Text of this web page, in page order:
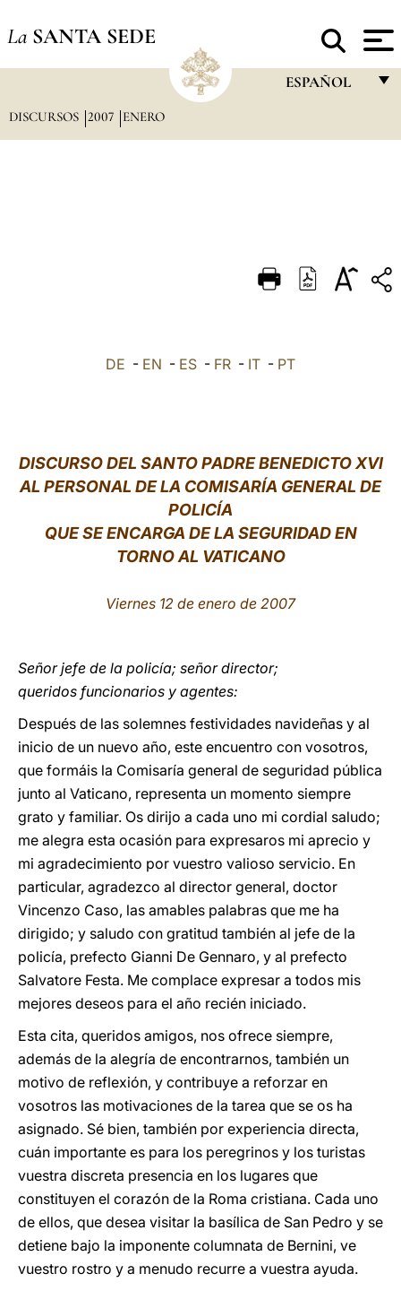
La SANTA SEDE
ESPAÑOL
DEUTSCH
العربيّة
DISCURSOS 2007 ENERO
DE - EN - ES - FR - IT - PT
DISCURSO DEL SANTO PADRE BENEDICTO XVI
AL PERSONAL DE LA COMISARÍA GENERAL DE
POLICÍA
QUE SE ENCARGA DE LA SEGURIDAD EN
TORNO AL VATICANO
Viernes 12 de enero de 2007
Señor jefe de la policía; señor director;
queridos funcionarios y agentes:
Después de las solemnes festividades navideñas y al
inicio de un nuevo año, este encuentro con vosotros,
que formáis la Comisaría general de seguridad pública
junto al Vaticano, representa un momento siempre
grato y familiar. Os dirijo a cada uno mi cordial saludo;
me alegra esta ocasión para expresaros mi aprecio y
mi agradecimiento por vuestro valioso servicio. En
particular, agradezco al director general, doctor
Vincenzo Caso, las amables palabras que me ha
dirigido; y saludo con gratitud también al jefe de la
policía, prefecto Gianni De Gennaro, y al prefecto
Salvatore Festa. Me complace expresar a todos mis
mejores deseos para el año recién iniciado.
Esta cita, queridos amigos, nos ofrece siempre,
además de la alegría de encontrarnos, también un
motivo de reflexión, y contribuye a reforzar en
vosotros las motivaciones de la tarea que se os ha
asignado. Sé bien, también por experiencia directa,
cuán importante es para los peregrinos y los turistas
vuestra discreta presencia en los lugares que
constituyen el corazón de la Roma cristiana. Cada uno
de ellos, que desea visitar la basílica de San Pedro y se
detiene bajo la imponente columnata de Bernini, ve
vuestro rostro y a menudo recurre a vuestra ayuda.